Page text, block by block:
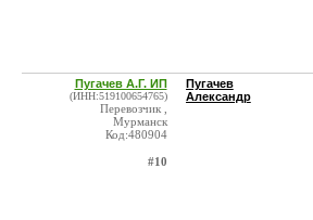
Пугачев А.Г. ИП
(ИНН:519100654765)
Перевозчик ,
Мурманск
Код:480904
#10
Пугачев
Александр